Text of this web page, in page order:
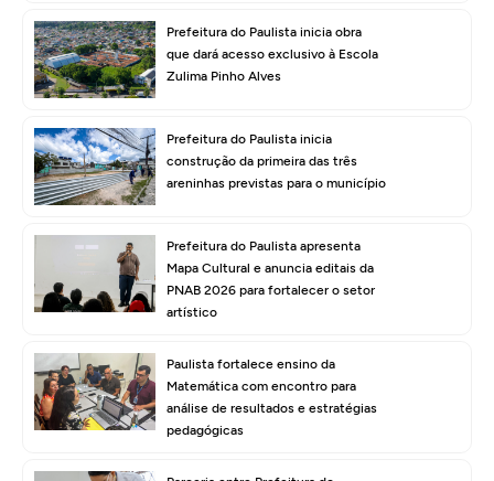
Prefeitura do Paulista inicia obra
que dará acesso exclusivo à Escola
Zulima Pinho Alves
Prefeitura do Paulista inicia
construção da primeira das três
areninhas previstas para o município
Prefeitura do Paulista apresenta
Mapa Cultural e anuncia editais da
PNAB 2026 para fortalecer o setor
artístico
Paulista fortalece ensino da
Matemática com encontro para
análise de resultados e estratégias
pedagógicas